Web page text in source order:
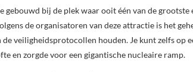
gebouwd bij de plek waar ooit één van de
de organisatoren van deze attractie is het
de veiligheidsprotocollen houden. Je kunt zelfs op
en zorgde voor een gigantische nucleaire ramp.